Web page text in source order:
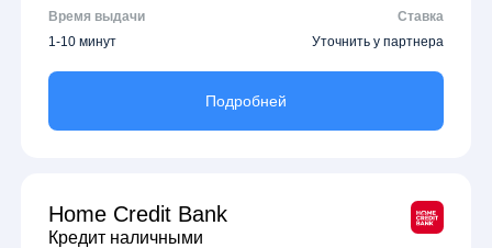
Время выдачи
Ставка
1-10 минут
Уточнить у партнера
Подробней
Home Credit Bank
Кредит наличными